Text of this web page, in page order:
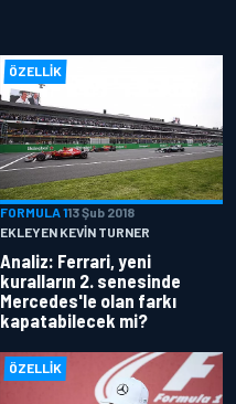
ÖZELLIK
FORMULA 113 Şub 2018
EKLEYEN KEVIN TURNER
Analiz: Ferrari, yeni
kuralların 2. senesinde
Mercedes'le olan farkı
kapatabilecek mi?
ÖZELLIK